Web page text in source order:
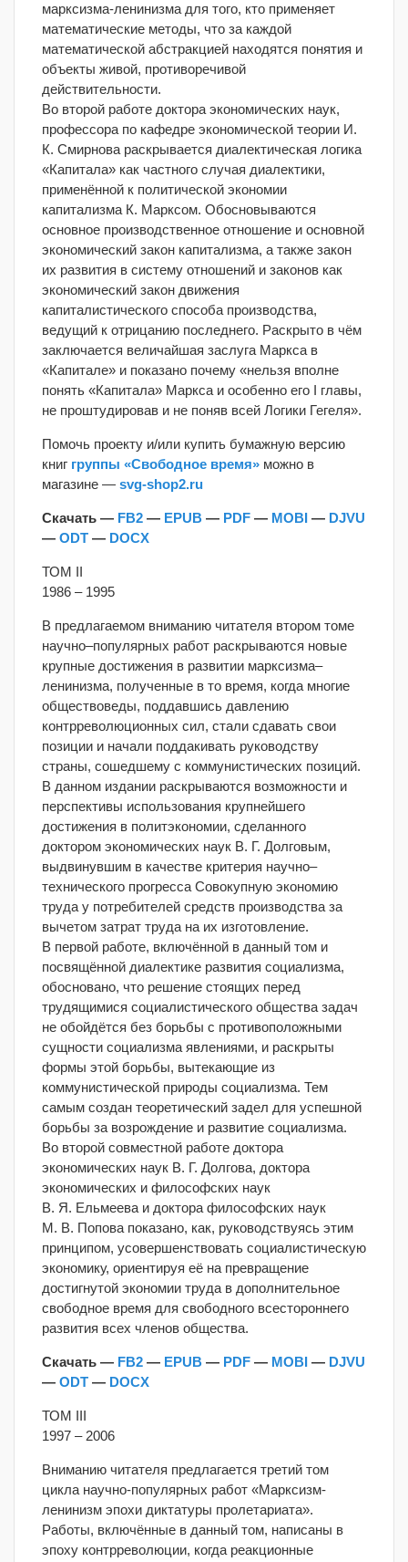
марксизма-ленинизма для того, кто применяет
математические методы, что за каждой
математической абстракцией находятся понятия и
объекты живой, противоречивой
действительности.
Во второй работе доктора экономических наук,
профессора по кафедре экономической теории И.
К. Смирнова раскрывается диалектическая логика
«Капитала» как частного случая диалектики,
применённой к политической экономии
капитализма К. Марксом. Обосновываются
основное производственное отношение и основной
экономический закон капитализма, а также закон
их развития в систему отношений и законов как
экономический закон движения
капиталистического способа производства,
ведущий к отрицанию последнего. Раскрыто в чём
заключается величайшая заслуга Маркса в
«Капитале» и показано почему «нельзя вполне
понять «Капитала» Маркса и особенно его I главы,
не проштудировав и не поняв всей Логики Гегеля».
Помочь проекту и/или купить бумажную версию
книг группы «Свободное время» можно в
магазине — svg-shop2.ru
Скачать — FB2 — EPUB — PDF — MOBI — DJVU
— ODT — DOCX
ТОМ II
1986 – 1995
В предлагаемом вниманию читателя втором томе
научно–популярных работ раскрываются новые
крупные достижения в развитии марксизма–
ленинизма, полученные в то время, когда многие
обществоведы, поддавшись давлению
контрреволюционных сил, стали сдавать свои
позиции и начали поддакивать руководству
страны, сошедшему с коммунистических позиций.
В данном издании раскрываются возможности и
перспективы использования крупнейшего
достижения в политэкономии, сделанного
доктором экономических наук В. Г. Долговым,
выдвинувшим в качестве критерия научно–
технического прогресса Совокупную экономию
труда у потребителей средств производства за
вычетом затрат труда на их изготовление.
В первой работе, включённой в данный том и
посвящённой диалектике развития социализма,
обосновано, что решение стоящих перед
трудящимися социалистического общества задач
не обойдётся без борьбы с противоположными
сущности социализма явлениями, и раскрыты
формы этой борьбы, вытекающие из
коммунистической природы социализма. Тем
самым создан теоретический задел для успешной
борьбы за возрождение и развитие социализма.
Во второй совместной работе доктора
экономических наук В. Г. Долгова, доктора
экономических и философских наук
В. Я. Ельмеева и доктора философских наук
М. В. Попова показано, как, руководствуясь этим
принципом, усовершенствовать социалистическую
экономику, ориентируя её на превращение
достигнутой экономии труда в дополнительное
свободное время для свободного всестороннего
развития всех членов общества.
Скачать — FB2 — EPUB — PDF — MOBI — DJVU
— ODT — DOCX
ТОМ III
1997 – 2006
Вниманию читателя предлагается третий том
цикла научно-популярных работ «Марксизм-
ленинизм эпохи диктатуры пролетариата».
Работы, включённые в данный том, написаны в
эпоху контрреволюции, когда реакционные